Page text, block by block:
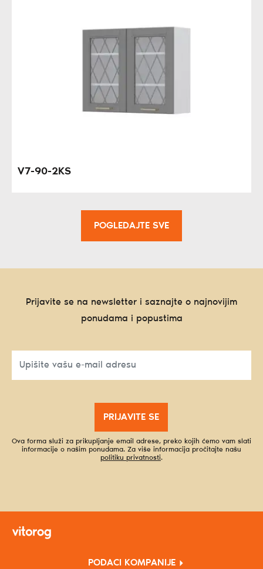
V7-90-2KS
POGLEDAJTE SVE
Prijavite se na newsletter i saznajte o najnovijim
ponudama i popustima
PRIJAVITE SE
Ova forma služi za prikupljanje email adrese, preko kojih ćemo vam slati
informacije o našim ponudama. Za više informacija pročitajte našu
politiku privatnosti.
PODACI KOMPANIJE